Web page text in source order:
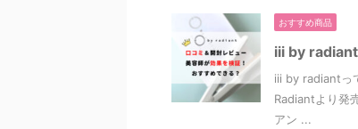
おすすめ商品
iii by radiant
iii by radiantっ
Radiantより発
アン ...